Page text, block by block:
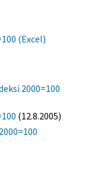
(Excel)
2000=100
(12.8.2005)